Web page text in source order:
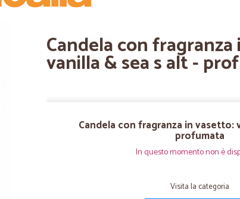
Candela con
vanilla & sea s alt -
Candela con fragranza in vasetto:
profumata
In questo momento non è
Visita la categoria